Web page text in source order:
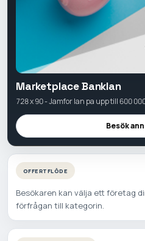
Marketplace Banklan
728 x 90 - Jamfor lan pa upp till 600
Besök
OFFERTFLÖDE
Besökaren kan välja ett företag
förfrågan till kategorin.